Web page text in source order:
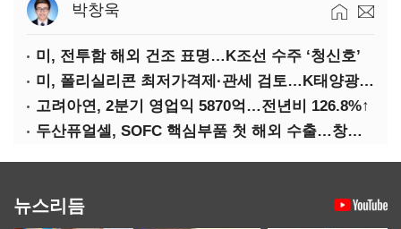
박창욱
미, 전투함 해외 건조 표명…K조선 수주 ‘청신호’
미, 폴리실리콘 최저가격제·관세 검토…K태양광 입지 확대 기대
고려아연, 2분기 영업익 5870억…전년비 126.8%↑
두산퓨얼셀, SOFC 핵심부품 첫 해외 수출…창사 이래 최대 규모
뉴스리듬